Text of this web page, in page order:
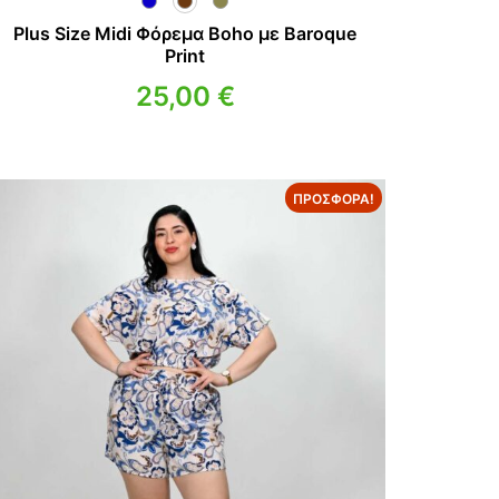
Plus Size Midi Φόρεμα Boho με Baroque
Print
25,00 €
ΠΡΟΣΦΟΡΆ!